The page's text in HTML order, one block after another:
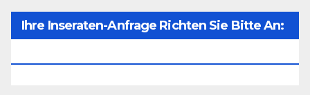
Ihre Inseraten-Anfrage Richten Sie Bitte An: